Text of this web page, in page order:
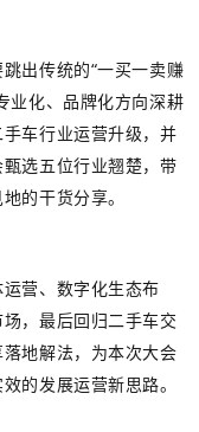
出传统的“一买一卖赚
业化、品牌化方向深耕
车行业运营升级，并
选五位行业翘楚，带
的干货分享。
营、数字化生态布
，最后回归二手车交
地解法，为本次大会
的发展运营新思路。